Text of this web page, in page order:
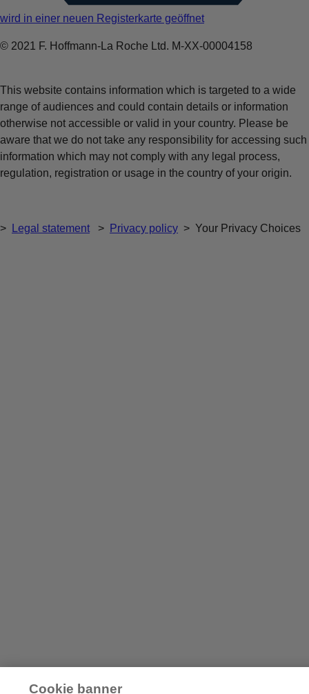
wird in einer neuen Registerkarte geöffnet
© 2021 F. Hoffmann-La Roche Ltd. M-XX-00004158
This website contains information which is targeted to a wide
range of audiences and could contain details or information
otherwise not accessible or valid in your country. Please be
aware that we do not take any responsibility for accessing such
information which may not comply with any legal process,
regulation, registration or usage in the country of your origin.
> Legal statement > Privacy policy > Your Privacy Choices
Cookie banner